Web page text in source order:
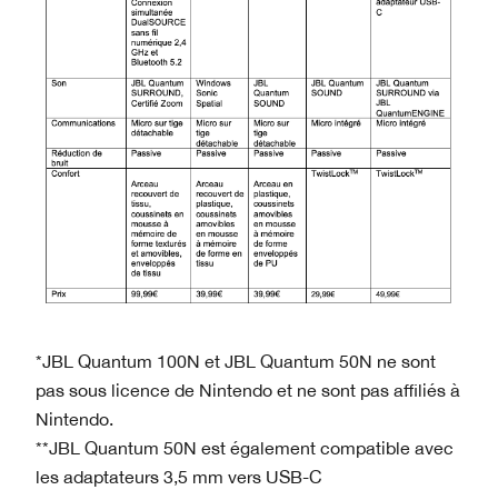
*JBL Quantum 100N et JBL Quantum 50N ne sont
pas sous licence de Nintendo et ne sont pas affiliés à
Nintendo.
**JBL Quantum 50N est également compatible avec
les adaptateurs 3,5 mm vers USB-C